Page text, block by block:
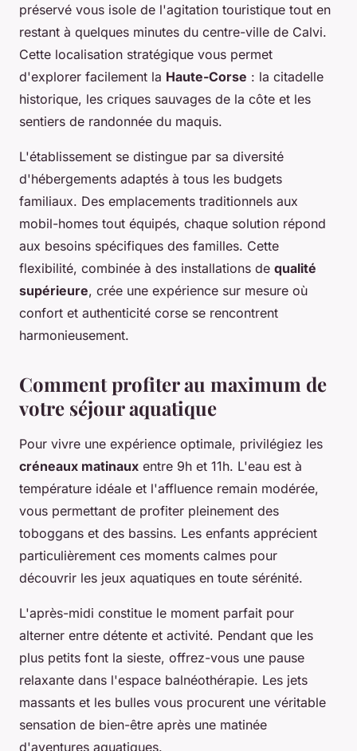
préservé vous isole de l'agitation touristique tout en
restant à quelques minutes du centre-ville de Calvi.
Cette localisation stratégique vous permet
d'explorer facilement la Haute-Corse : la citadelle
historique, les criques sauvages de la côte et les
sentiers de randonnée du maquis.
L'établissement se distingue par sa diversité
d'hébergements adaptés à tous les budgets
familiaux. Des emplacements traditionnels aux
mobil-homes tout équipés, chaque solution répond
aux besoins spécifiques des familles. Cette
flexibilité, combinée à des installations de qualité
supérieure, crée une expérience sur mesure où
confort et authenticité corse se rencontrent
harmonieusement.
Comment profiter au maximum de
votre séjour aquatique
Pour vivre une expérience optimale, privilégiez les
créneaux matinaux entre 9h et 11h. L'eau est à
température idéale et l'affluence remain modérée,
vous permettant de profiter pleinement des
toboggans et des bassins. Les enfants apprécient
particulièrement ces moments calmes pour
découvrir les jeux aquatiques en toute sérénité.
L'après-midi constitue le moment parfait pour
alterner entre détente et activité. Pendant que les
plus petits font la sieste, offrez-vous une pause
relaxante dans l'espace balnéothérapie. Les jets
massants et les bulles vous procurent une véritable
sensation de bien-être après une matinée
d'aventures aquatiques.